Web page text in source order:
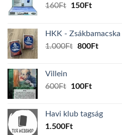
160Ft
Original
160Ft.
150FtCurrent
150Ft.
HKK - Zsákbamacska
1.000Ft Original
800FtCurrent
Villein
600Ft
Original
600Ft.
100FtCurrent
100Ft.
Havi klub tagság
1.500Ft